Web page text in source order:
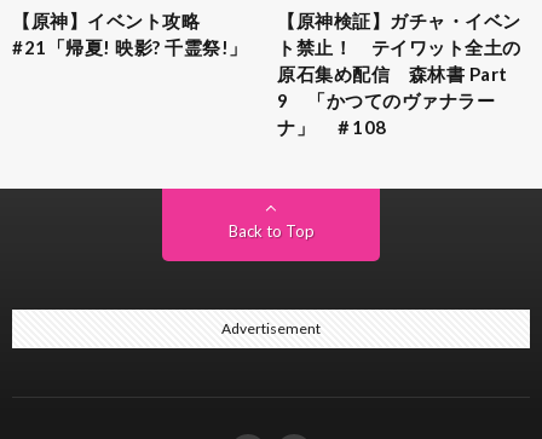
【原神】イベント攻略
#21「帰夏! 映影? 千霊祭!」
【原神検証】ガチャ・イベン
ト禁止！ テイワット全土の
原石集め配信 森林書 Part
9 「かつてのヴァナラー
ナ」 ＃108
Back to Top
Advertisement